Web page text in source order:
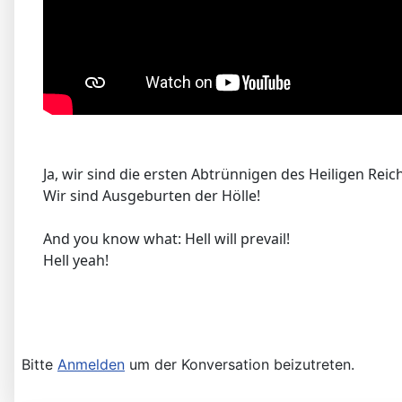
Ja, wir sind die ersten Abtrünnigen des Heiligen
Wir sind Ausgeburten der Hölle!
And you know what: Hell will prevail!
Hell yeah!
Bitte Anmelden um der Konversation beizutreten.